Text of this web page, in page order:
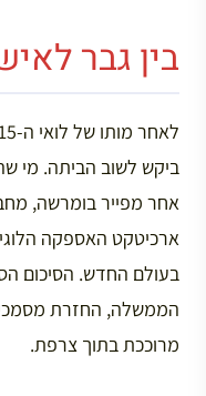
בין גבר
ביקש לשוב הביתה. מי
אחר מפייר בומרשה,
ארכיטקט האספקה
בעולם החדש. הסיכום
הממשלה, החזרת
מרוככת בתוך צרפת.